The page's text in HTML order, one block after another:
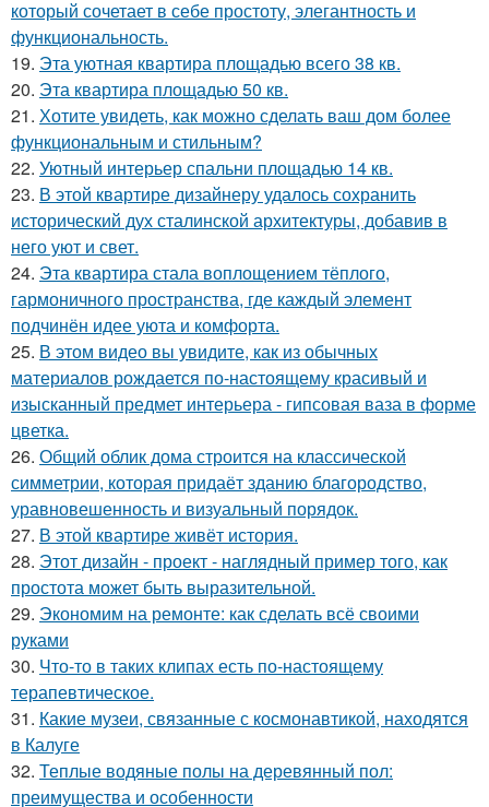
который сочетает в себе простоту, элегантность и
функциональность.
19. Эта уютная квартира площадью всего 38 кв.
20. Эта квартира площадью 50 кв.
21. Хотите увидеть, как можно сделать ваш дом более
функциональным и стильным?
22. Уютный интерьер спальни площадью 14 кв.
23. В этой квартире дизайнеру удалось сохранить
исторический дух сталинской архитектуры, добавив в
него уют и свет.
24. Эта квартира стала воплощением тёплого,
гармоничного пространства, где каждый элемент
подчинён идее уюта и комфорта.
25. В этом видео вы увидите, как из обычных
материалов рождается по-настоящему красивый и
изысканный предмет интерьера - гипсовая ваза в форме
цветка.
26. Общий облик дома строится на классической
симметрии, которая придаёт зданию благородство,
уравновешенность и визуальный порядок.
27. В этой квартире живёт история.
28. Этот дизайн - проект - наглядный пример того, как
простота может быть выразительной.
29. Экономим на ремонте: как сделать всё своими
руками
30. Что-то в таких клипах есть по-настоящему
терапевтическое.
31. Какие музеи, связанные с космонавтикой, находятся
в Калуге
32. Теплые водяные полы на деревянный пол:
преимущества и особенности